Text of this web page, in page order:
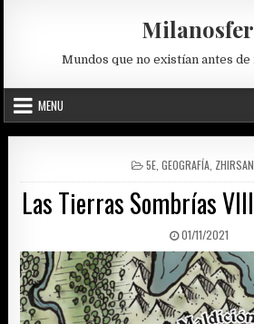
Mundos que no existían antes
MENU
POSTED
IN
5E GEOGRAFÍA
Las Tierras Sombrías
PUBLISHED
DATE:
01/11/2021